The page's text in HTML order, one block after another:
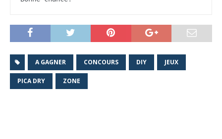
A GAGNER CONCOURS DIY JEUX
PICA DRY ZONE